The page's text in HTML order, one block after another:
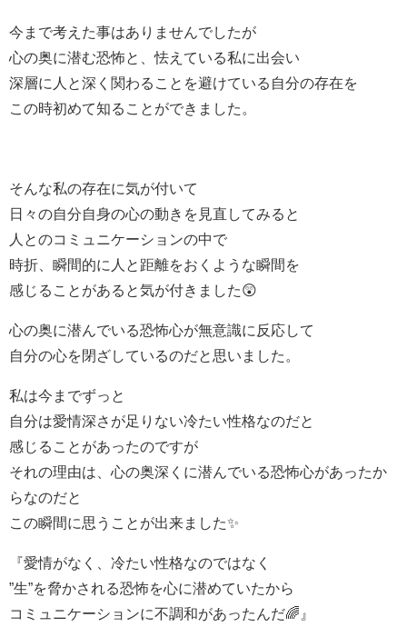
今まで考えた事はありませんでしたが
心の奥に潜む恐怖と、怯えている私に出会い
深層に人と深く関わることを避けている自分の存在を
この時初めて知ることができました。
そんな私の存在に気が付いて
日々の自分自身の心の動きを見直してみると
人とのコミュニケーションの中で
時折、瞬間的に人と距離をおくような瞬間を
感じることがあると気が付きました😲
心の奥に潜んでいる恐怖心が無意識に反応して
自分の心を閉ざしているのだと思いました。
私は今までずっと
自分は愛情深さが足りない冷たい性格なのだと
感じることがあったのですが
それの理由は、心の奥深くに潜んでいる恐怖心があったか
らなのだと
この瞬間に思うことが出来ました✨
『愛情がなく、冷たい性格なのではなく
”生”を脅かされる恐怖を心に潜めていたから
コミュニケーションに不調和があったんだ🌈』